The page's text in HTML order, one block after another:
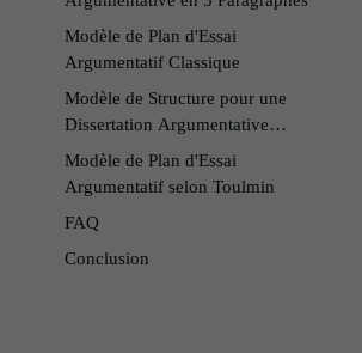
Modèle de Plan d'Essai
Argumentatif Classique
Modèle de Structure pour une
Dissertation Argumentative
Rogérienne
Modèle de Plan d'Essai
Argumentatif selon Toulmin
FAQ
Conclusion